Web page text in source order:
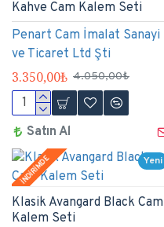
Penart Cam İmalat Sanayi
ve Ticaret Ltd Şti
Kahve Cam Kalem Seti
3.350,00₺ 4.050,00₺
Satın Al
Yeni
İNDİRİMDE
Klasik Avangard Black Cam
Kalem Seti